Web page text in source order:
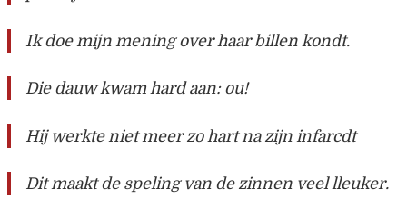
Ik doe mijn mening over haar billen kondt.
Die dauw kwam hard aan: ou!
Hij werkte niet meer zo hart na zijn infarcdt
Dit maakt de speling van de zinnen veel lleuker.